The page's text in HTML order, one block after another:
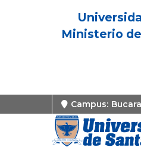
Ministerio
Campus: